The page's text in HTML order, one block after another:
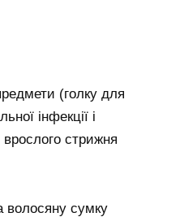
(голку для
інфекції і
стрижня
волосяну сумку